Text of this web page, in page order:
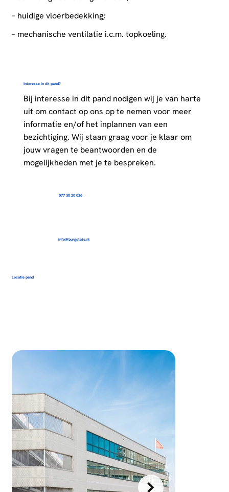
– huidige vloerbedekking;
– mechanische ventilatie i.c.m. topkoeling.
Interesse in dit pand?
Bij interesse in dit pand nodigen wij je van harte
uit om contact op ons op te nemen voor meer
informatie en/of het inplannen van een
bezichtiging. Wij staan graag voor je klaar om
jouw vragen te beantwoorden en de
mogelijkheden met je te bespreken.
077 30 20 026
info@burgstate.nl
Locatie pand